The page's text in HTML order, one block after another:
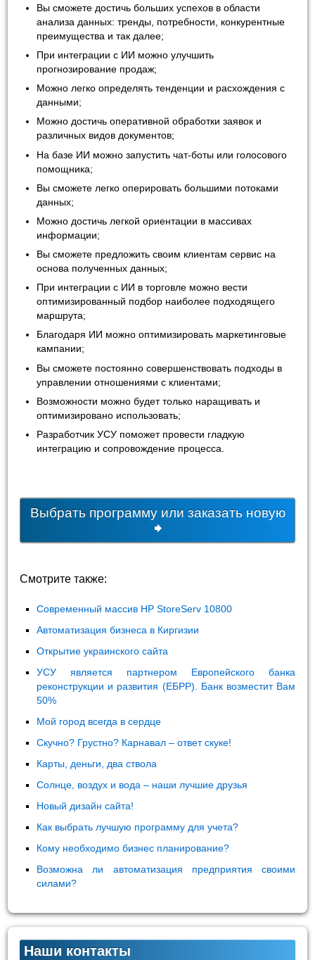
Вы сможете достичь больших успехов в области
анализа данных: тренды, потребности, конкурентные
преимущества и так далее;
При интеграции с ИИ можно улучшить
прогнозирование продаж;
Можно легко определять тенденции и расхождения с
данными;
Можно достичь оперативной обработки заявок и
различных видов документов;
На базе ИИ можно запустить чат-боты или голосового
помощника;
Вы сможете легко оперировать большими потоками
данных;
Можно достичь легкой ориентации в массивах
информации;
Вы сможете предложить своим клиентам сервис на
основа полученных данных;
При интеграции с ИИ в торговле можно вести
оптимизированный подбор наиболее подходящего
маршрута;
Благодаря ИИ можно оптимизировать маркетинговые
кампании;
Вы сможете постоянно совершенствовать подходы в
управлении отношениями с клиентами;
Возможности можно будет только наращивать и
оптимизировано использовать;
Разработчик УСУ поможет провести гладкую
интеграцию и сопровождение процесса.
Выбрать программу или заказать новую
Смотрите также:
Современный массив HP StoreServ 10800
Автоматизация бизнеса в Киргизии
Открытие украинского сайта
УСУ является партнером Европейского банка
реконструкции и развития (ЕБРР). Банк возместит Вам
50%
Мой город всегда в сердце
Скучно? Грустно? Карнавал – ответ скуке!
Карты, деньги, два ствола
Солнце, воздух и вода – наши лучшие друзья
Новый дизайн сайта!
Как выбрать лучшую программу для учета?
Кому необходимо бизнес планирование?
Возможна ли автоматизация предприятия своими
силами?
Наши контакты